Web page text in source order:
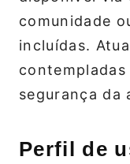
comunidade
incluídas.
segurança da
Perfil de